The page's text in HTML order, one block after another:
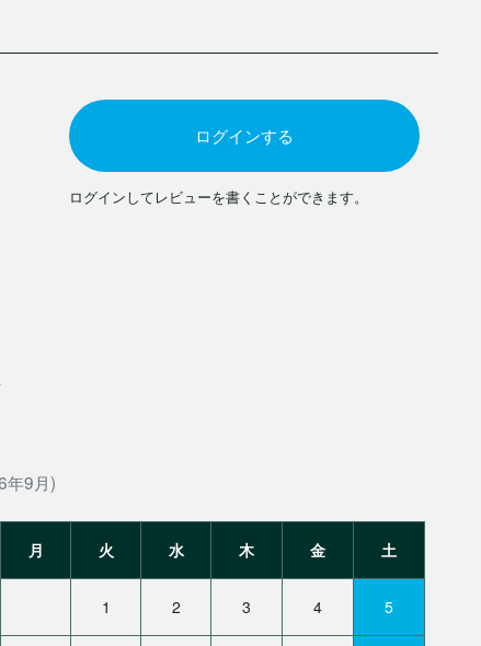
ログインする
ログインしてレビューを書くことができます。
年9月)
月 火 水 木 金 土
1 2 3 4 5